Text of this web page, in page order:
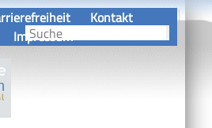
Kontakt
Impressum